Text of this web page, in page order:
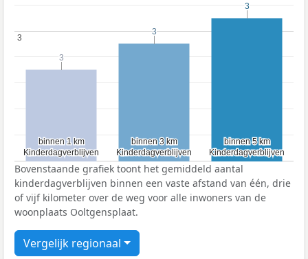
Kinderdagverblijven
Kinderdagverblijven
binnen 1 km
binnen 1 km
Kinderdagverblijven
Kinderdagverblijven
binnen 3 km
binnen 3 km
Kinderdagverblijven
Kinderdagverblijven
binnen 5 km
binnen 5 km
3
3
3
3
3
3
3
3
Bovenstaande grafiek toont het gemiddeld aantal
kinderdagverblijven binnen een vaste afstand van één, drie
of vijf kilometer over de weg voor alle inwoners van de
woonplaats Ooltgensplaat.
Vergelijk regionaal